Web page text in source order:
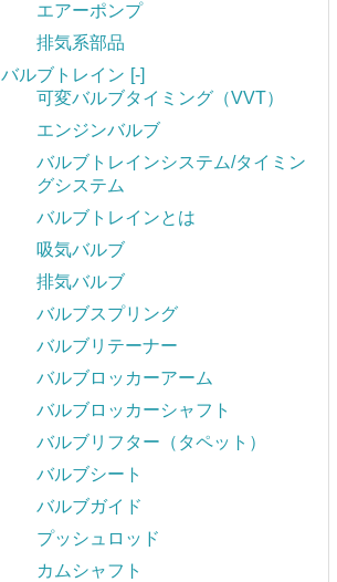
エアーポンプ
排気系部品
バルブトレイン [-]
可変バルブタイミング（VVT）
エンジンバルブ
バルブトレインシステム/タイミン
グシステム
バルブトレインとは
吸気バルブ
排気バルブ
バルブスプリング
バルブリテーナー
バルブロッカーアーム
バルブロッカーシャフト
バルブリフター（タペット）
バルブシート
バルブガイド
プッシュロッド
カムシャフト